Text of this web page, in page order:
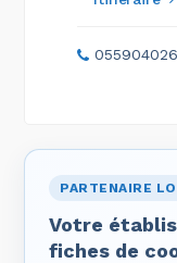
PARTENAIRE
Votre
fiches de